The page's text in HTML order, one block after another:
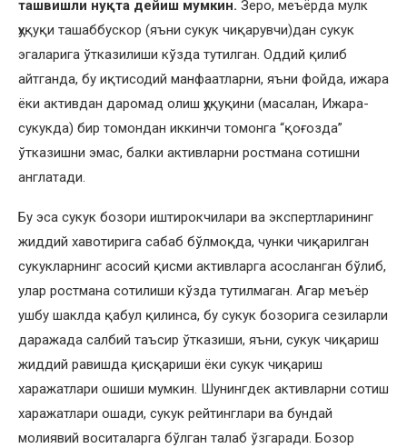
ташвишли нуқта дейиш мумкин. Зеро, меъёрда мулк
ҳуқуқи ташаббускор (яъни сукук чиқарувчи)дан сукук
эгаларига ўтказилиши кўзда тутилган. Оддий қилиб
айтганда, бу иқтисодий манфаатларни, яъни фойда, ижара
ёки активдан даромад олиш ҳуқуқини (масалан, Ижара-
сукукда) бир томондан иккинчи томонга “қоғозда”
ўтказишни эмас, балки активларни ростмана сотишни
англатади.
Бу эса сукук бозори иштирокчилари ва экспертларининг
жиддий хавотирига сабаб бўлмоқда, чунки чиқарилган
сукукларнинг асосий қисми активларга асосланган бўлиб,
улар ростмана сотилиши кўзда тутилмаган. Агар меъёр
ушбу шаклда қабул қилинса, бу сукук бозорига сезиларли
даражада салбий таъсир ўтказиши, яъни, сукук чиқариш
жиддий равишда қисқариши ёки сукук чиқариш
харажатлари ошиши мумкин. Шунингдек активларни сотиш
харажатлари ошади, сукук рейтинглари ва бундай
молиявий воситаларга бўлган талаб ўзгаради. Бозор